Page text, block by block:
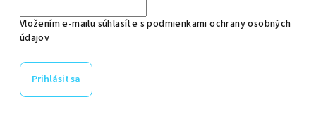
Vložením e-mailu súhlasíte spodmienkami ochrany osobných
údajov
Prihlásiť sa